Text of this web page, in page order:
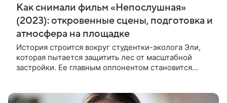
Как снимали фильм «Непослушная»
(2023): откровенные сцены, подготовка и
атмосфера на площадке
История строится вокруг студентки-эколога Эли,
которая пытается защитить лес от масштабной
застройки. Ее главным оппонентом становится